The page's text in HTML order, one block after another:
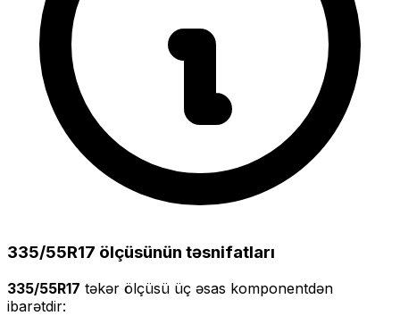
335/55R17 ölçüsünün təsnifatları
335/55R17 təkər ölçüsü üç əsas komponentdən
ibarətdir: